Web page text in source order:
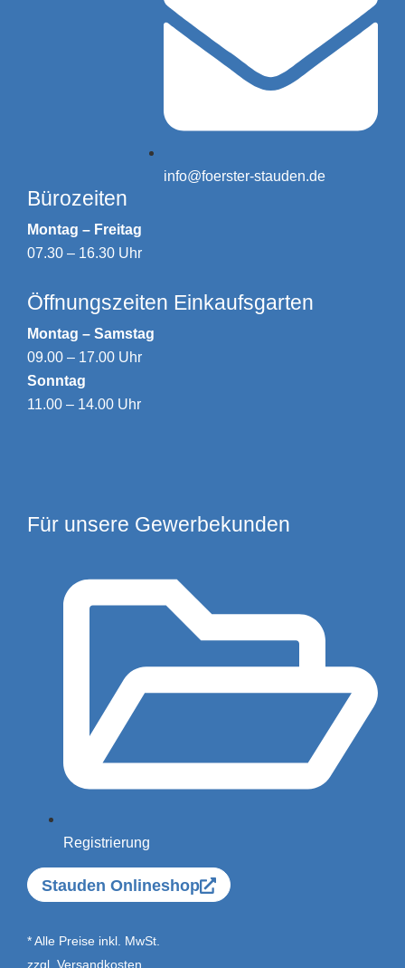
info@foerster-stauden.de
Bürozeiten
Montag – Freitag
07.30 – 16.30 Uhr
Öffnungszeiten Einkaufsgarten
Montag – Samstag
09.00 – 17.00 Uhr
Sonntag
11.00 – 14.00 Uhr
Für unsere Gewerbekunden
Registrierung
Stauden Onlineshop
* Alle Preise inkl. MwSt.
zzgl. Versandkosten